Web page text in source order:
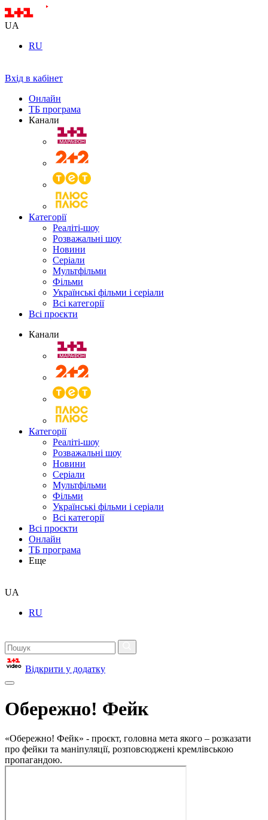
UA
RU
Вхід в кабінет
Онлайн
ТБ програма
Канали
Категорії
Реаліті-шоу
Розважальні шоу
Новини
Серіали
Мультфільми
Фільми
Українські фільми і серіали
Всі категорії
Всі проєкти
Канали
Категорії
Реаліті-шоу
Розважальні шоу
Новини
Серіали
Мультфільми
Фільми
Українські фільми і серіали
Всі категорії
Всі проєкти
Онлайн
ТБ програма
Еще
UA
RU
Відкрити у додатку
Обережно! Фейк
«Обережно! Фейк» - проєкт, головна мета якого – розказати
про фейки та маніпуляції, розповсюджені кремлівською
пропагандою.